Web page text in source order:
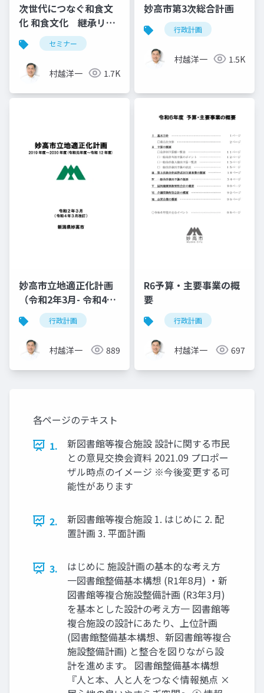
次世代につなぐ和食文
化 和食文化 継承リー
ダー研修テキスト
セミナー
村越洋一 1.7K
妙高市第3次総合計画
行政計画
村越洋一 1.5K
妙高市立地適正化計画
（令和2年3月- 令和4年
3月改訂）行政計画
村越洋一 889
R6予算・主要事業の概
要
行政計画
村越洋一 697
各ページのテキスト
1.
新図書館等複合施設 設計に関する市民
との意見交換会資料 2021.09 プロポー
ザル時点のイメージ ※今後変更する可
能性があります
2.
新図書館等複合施設 1. はじめに 2. 配
置計画 3. 平面計画
3.
はじめに 施設計画の基本的な考え方
一図書館整備基本構想 (R1年8月) ・新
図書館等複合施設整備計画 (R3年3月)
を基本とした設計の考え方一 図書館等
複合施設の設計にあたり、上位計画
(図書館整備基本構想、新図書館等複合
施設整備計画) と整合を図りながら設
計を進めます。 図書館整備基本構想
『人と本、人と人をつなぐ情報拠点 ×